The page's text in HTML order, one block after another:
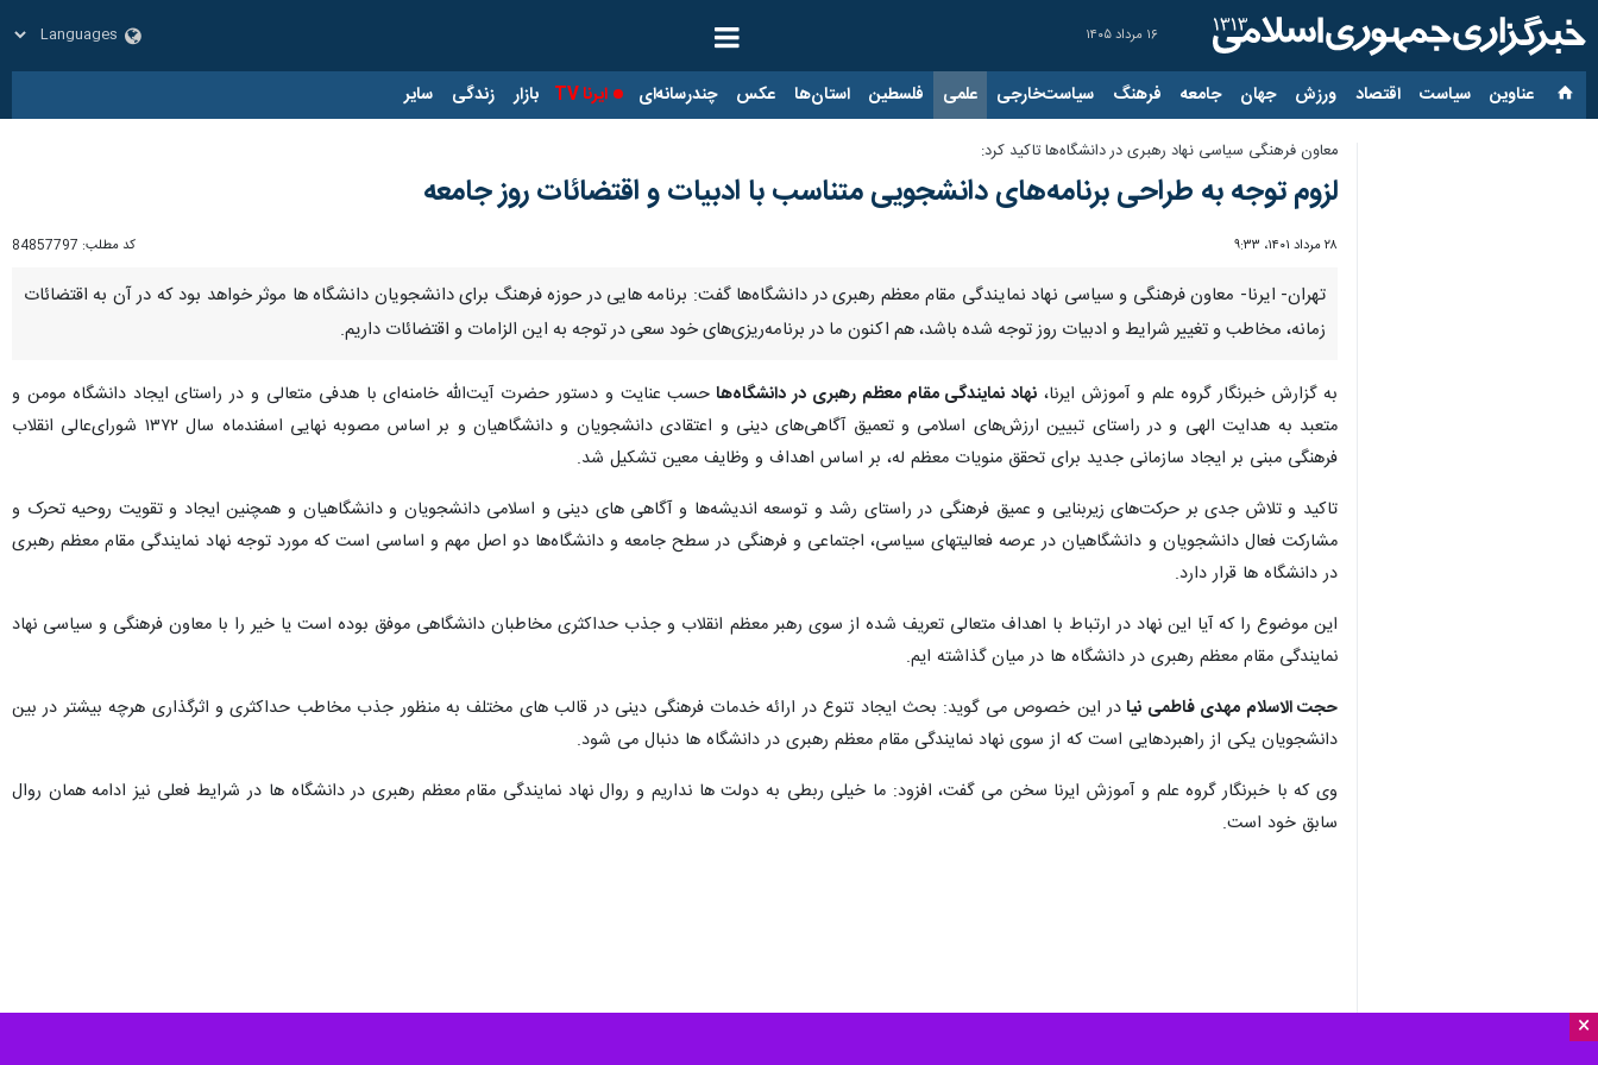
۱۶ مرداد ۱۴۰۵
عناوین‌ سیاست اقتصاد ورزش جهان جامعه فرهنگ سیاست‌خارجی علمی فلسطین استان‌ها عکس چندرسانه‌ای ایرنا TV بازار زندگی سایر
×
معاون فرهنگی سیاسی نهاد رهبری در دانشگاه‌ها تاکید کرد:
لزوم توجه به طراحی برنامه‌های دانشجویی متناسب با ادبیات و اقتضائات روز جامعه
۲۸ مرداد ۱۴۰۱، ۹:۳۳ کد مطلب: 84857797
تهران- ایرنا- معاون فرهنگی و سیاسی نهاد نمایندگی مقام معظم رهبری در دانشگاه‌ها گفت: برنامه هایی در حوزه فرهنگ برای دانشجویان دانشگاه ها موثر خواهد بود که در آن به اقتضائات
زمانه، مخاطب و تغییر شرایط و ادبیات روز توجه شده باشد، هم اکنون ما در برنامه‌ریزی‌های خود سعی در توجه به این الزامات و اقتضائات داریم.
به گزارش خبرنگار گروه علم و آموزش ایرنا، نهاد نمایندگی مقام معظم رهبری در دانشگاه‌ها حسب عنایت و دستور حضرت آیت‌الله خامنه‌ای با هدفی متعالی و در راستای ایجاد دانشگاه مومن و
متعبد به هدایت الهی و در راستای تبیین ارزش‌های اسلامی و تعمیق آگاهی‌های دینی و اعتقادی دانشجویان و دانشگاهیان و بر اساس مصوبه نهایی اسفندماه سال ۱۳۷۲ شورای‌عالی انقلاب
فرهنگی مبنی بر ایجاد سازمانی جدید برای تحقق منویات معظم‌ له، بر اساس اهداف و وظایف معین تشکیل شد.
تاکید و تلاش جدی بر حرکت‌های زیربنایی و عمیق فرهنگی در راستای رشد و توسعه اندیشه‌ها و آگاهی های دینی و اسلامی دانشجویان و دانشگاهیان و همچنین ایجاد و تقویت روحیه تحرک و
مشارکت فعال دانشجویان و دانشگاهیان در عرصه فعالیتهای سیاسی، اجتماعی و فرهنگی در سطح جامعه و دانشگاه‌ها دو اصل مهم و اساسی است که مورد توجه نهاد نمایندگی مقام معظم رهبری
در دانشگاه ها قرار دارد.
این موضوع را که آیا این نهاد در ارتباط با اهداف متعالی تعریف شده از سوی رهبر معظم انقلاب و جذب حداکثری مخاطبان دانشگاهی موفق بوده است یا خیر را با معاون فرهنگی و سیاسی نهاد
نمایندگی مقام معظم رهبری در دانشگاه ها در میان گذاشته ایم.
حجت الاسلام مهدی فاطمی نیادر این خصوص می گوید: بحث ایجاد تنوع در ارائه خدمات فرهنگی دینی در قالب های مختلف به منظور جذب مخاطب حداکثری و اثرگذاری هرچه بیشتر در بین
دانشجویان یکی از راهبردهایی است که از سوی نهاد نمایندگی مقام معظم رهبری در دانشگاه ها دنبال می شود.
وی که با خبرنگار گروه علم و آموزش ایرنا سخن می گفت، افزود: ما خیلی ربطی به دولت ها نداریم و روال نهاد نمایندگی مقام معظم رهبری در دانشگاه ها در شرایط فعلی نیز ادامه همان روال
سابق خود است.